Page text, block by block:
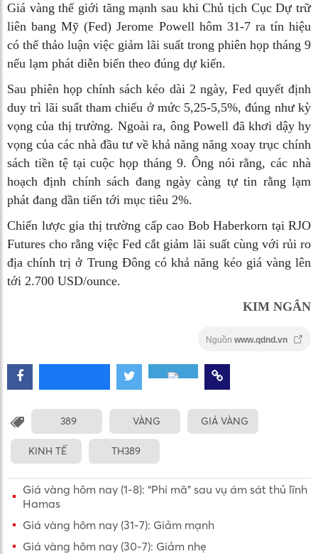
Giá vàng thế giới tăng mạnh sau khi Chủ tịch Cục Dự trữ
liên bang Mỹ (Fed) Jerome Powell hôm 31-7 ra tín hiệu
có thể thảo luận việc giảm lãi suất trong phiên họp tháng 9
nếu lạm phát diễn biến theo đúng dự kiến.
Sau phiên họp chính sách kéo dài 2 ngày, Fed quyết định
duy trì lãi suất tham chiếu ở mức 5,25-5,5%, đúng như kỳ
vọng của thị trường. Ngoài ra, ông Powell đã khơi dậy hy
vọng của các nhà đầu tư về khả năng năng xoay trục chính
sách tiền tệ tại cuộc họp tháng 9. Ông nói rằng, các nhà
hoạch định chính sách đang ngày càng tự tin rằng lạm
phát đang dần tiến tới mục tiêu 2%.
Chiến lược gia thị trường cấp cao Bob Haberkorn tại RJO
Futures cho rằng việc Fed cắt giảm lãi suất cùng với rủi ro
địa chính trị ở Trung Đông có khả năng kéo giá vàng lên
tới 2.700 USD/ounce.
KIM NGÂN
Nguồn www.qdnd.vn
389 VÀNG GIÁ VÀNG
KINH TẾ TH389
Giá vàng hôm nay (1-8): “Phi mã” sau vụ ám sát thủ lĩnh
Hamas
Giá vàng hôm nay (31-7): Giảm mạnh
Giá vàng hôm nay (30-7): Giảm nhẹ